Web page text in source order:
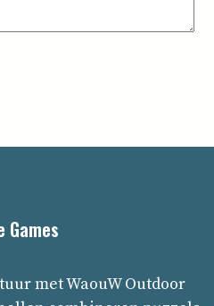
Games
metWaouWOutdoor